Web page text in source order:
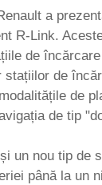
a
R-Link.
de
de
de
de tip
un nou tip de
până la un